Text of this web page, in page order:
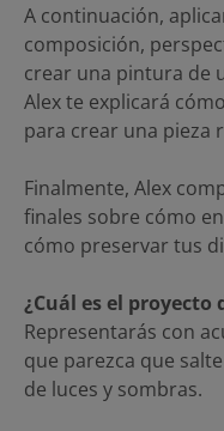
A continuación,
composición,
crear una pintura de
Alex te explicará
para crear una pieza
Finalmente, Alex
finales sobre cómo
cómo preservar tus
¿Cuál es el proyecto
Representarás con
que parezca que
de luces y sombras.